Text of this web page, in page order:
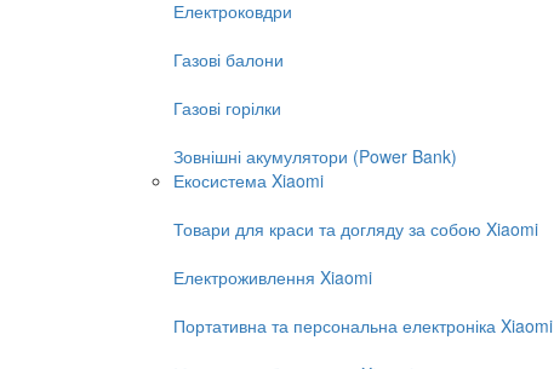
Електроковдри
Газові балони
Газові горілки
Зовнішні акумулятори (Power Bank)
Екосистема Xiaomi
Товари для краси та догляду за собою Xiaomi
Електроживлення Xiaomi
Портативна та персональна електроніка Xiaomi